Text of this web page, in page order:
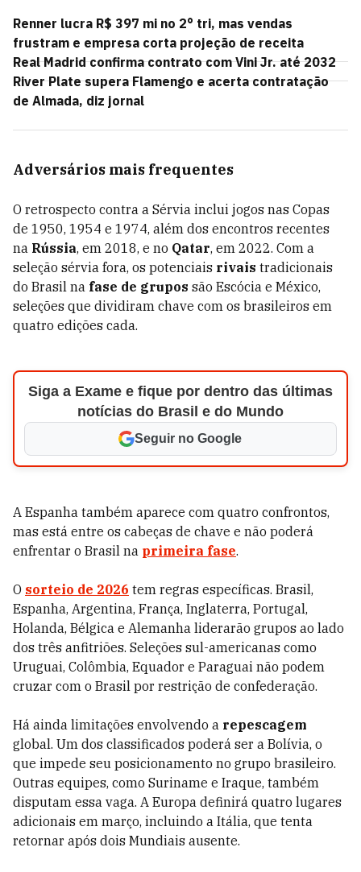
Renner lucra R$ 397 mi no 2° tri, mas vendas
frustram e empresa corta projeção de receita
Real Madrid confirma contrato com Vini Jr. até 2032
River Plate supera Flamengo e acerta contratação
de Almada, diz jornal
Adversários mais frequentes
O retrospecto contra a Sérvia inclui jogos nas Copas
de 1950, 1954 e 1974, além dos encontros recentes
na Rússia, em 2018, e no Qatar, em 2022. Com a
seleção sérvia fora, os potenciais rivais tradicionais
do Brasil na fase de grupos são Escócia e México,
seleções que dividiram chave com os brasileiros em
quatro edições cada.
Siga a Exame e fique por dentro das últimas
notícias do Brasil e do Mundo
Seguir no Google
A Espanha também aparece com quatro confrontos,
mas está entre os cabeças de chave e não poderá
enfrentar o Brasil na primeira fase.
O sorteio de 2026 tem regras específicas. Brasil,
Espanha, Argentina, França, Inglaterra, Portugal,
Holanda, Bélgica e Alemanha liderarão grupos ao lado
dos três anfitriões. Seleções sul-americanas como
Uruguai, Colômbia, Equador e Paraguai não podem
cruzar com o Brasil por restrição de confederação.
Há ainda limitações envolvendo a repescagem
global. Um dos classificados poderá ser a Bolívia, o
que impede seu posicionamento no grupo brasileiro.
Outras equipes, como Suriname e Iraque, também
disputam essa vaga. A Europa definirá quatro lugares
adicionais em março, incluindo a Itália, que tenta
retornar após dois Mundiais ausente.